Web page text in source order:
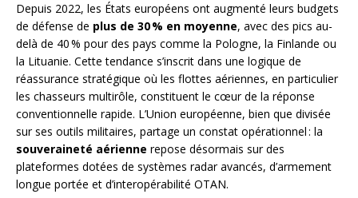
Depuis 2022, les États européens ont augmenté leurs budgets
de défense de plus de 30 % en moyenne, avec des pics au-
delà de 40 % pour des pays comme la Pologne, la Finlande ou
la Lituanie. Cette tendance s’inscrit dans une logique de
réassurance stratégique où les flottes aériennes, en particulier
les chasseurs multirôle, constituent le cœur de la réponse
conventionnelle rapide. L’Union européenne, bien que divisée
sur ses outils militaires, partage un constat opérationnel : la
souveraineté aérienne repose désormais sur des
plateformes dotées de systèmes radar avancés, d’armement
longue portée et d’interopérabilité OTAN.